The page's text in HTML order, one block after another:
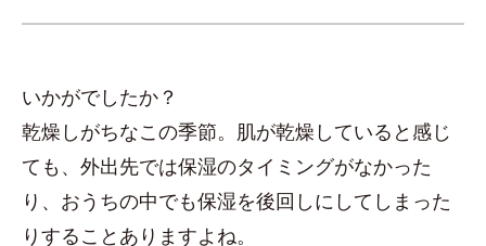
いかがでしたか？
乾燥しがちなこの季節。肌が乾燥していると感じ
ても、外出先では保湿のタイミングがなかった
り、おうちの中でも保湿を後回しにしてしまった
りすることありますよね。